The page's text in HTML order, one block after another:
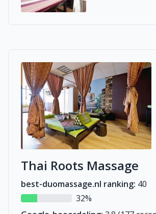
Thai Roots Massage
best-duomassage.nl ranking: 40
32%